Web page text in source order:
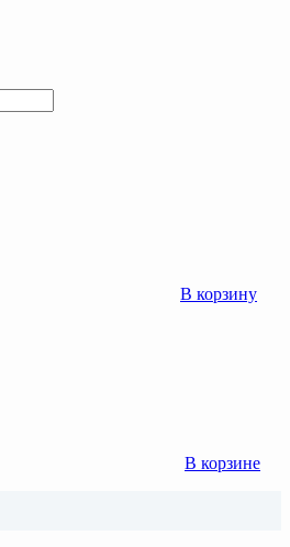
В корзину
В корзине